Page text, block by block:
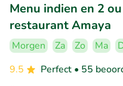
Menu indien en 2
restaurant Amaya
Morgen Za Zo Ma
9.5
Perfect • 55